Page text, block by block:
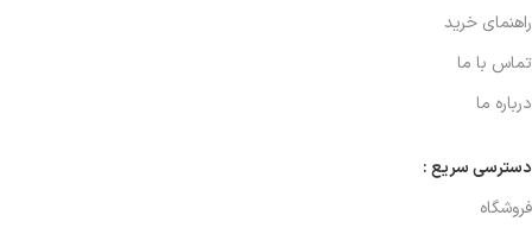
راهنمای خرید
تماس با ما
درباره ما
دسترسی سریع :
فروشگاه